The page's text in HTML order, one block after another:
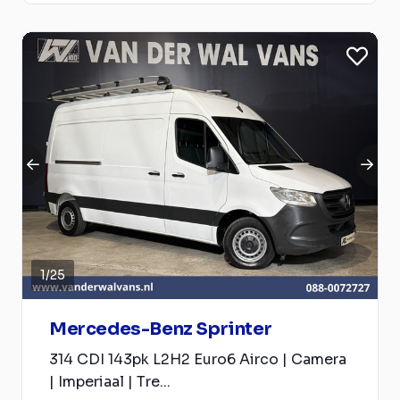
1/25
Mercedes-Benz Sprinter
314 CDI 143pk L2H2 Euro6 Airco | Camera
| Imperiaal | Tre...